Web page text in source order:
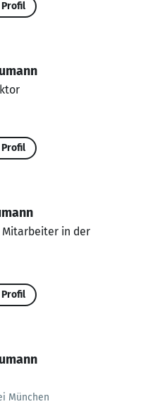
Profil
Profil
Mitarbeiter in der
Profil
München